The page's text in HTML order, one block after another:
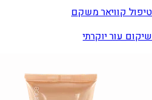
טיפול קוויאר משקם
שיקום עור יוקרתי